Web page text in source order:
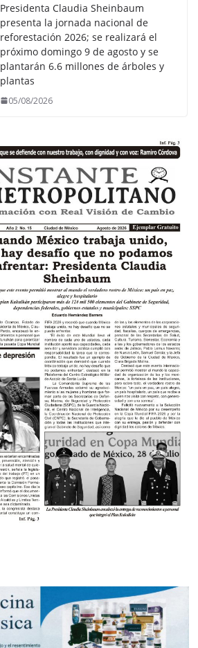
Presidenta Claudia Sheinbaum
presenta la jornada nacional de
reforestación 2026; se realizará el
próximo domingo 9 de agosto y se
plantarán 6.6 millones de árboles y
plantas
05/08/2026